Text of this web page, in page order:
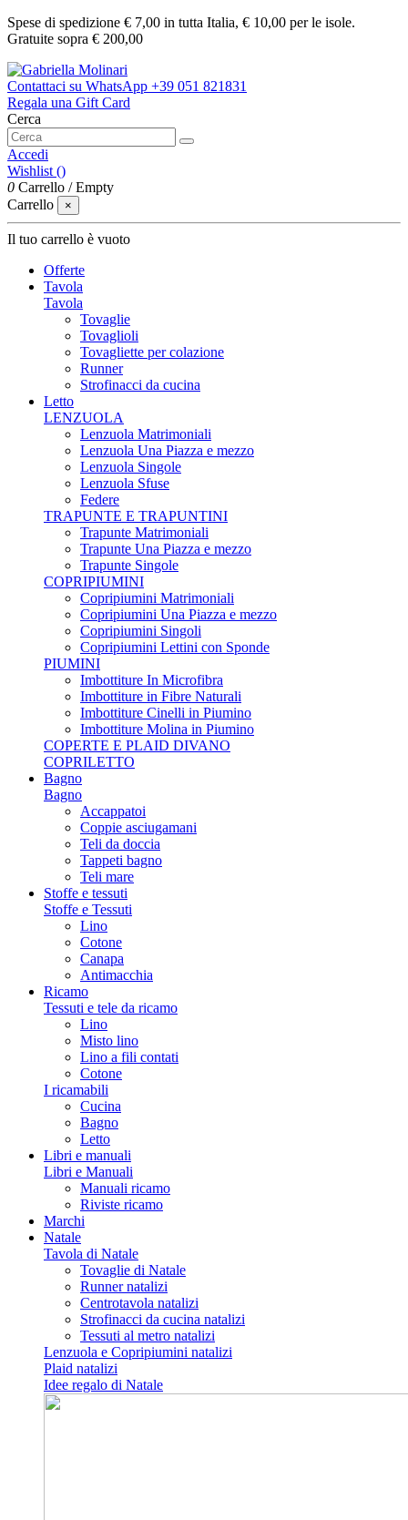
Spese di spedizione € 7,00 in tutta Italia, € 10,00 per le isole.
Gratuite sopra € 200,00
Contattaci su WhatsApp +39 051 821831
Regala una Gift Card
Cerca
Accedi
Wishlist ()
0 Carrello /Empty
Carrello
×
Il tuo carrello è vuoto
Offerte
Tavola
Tavola
Tovaglie
Tovaglioli
Tovagliette per colazione
Runner
Strofinacci da cucina
Letto
LENZUOLA
Lenzuola Matrimoniali
Lenzuola Una Piazza e mezzo
Lenzuola Singole
Lenzuola Sfuse
Federe
TRAPUNTE E TRAPUNTINI
Trapunte Matrimoniali
Trapunte Una Piazza e mezzo
Trapunte Singole
COPRIPIUMINI
Copripiumini Matrimoniali
Copripiumini Una Piazza e mezzo
Copripiumini Singoli
Copripiumini Lettini con Sponde
PIUMINI
Imbottiture In Microfibra
Imbottiture in Fibre Naturali
Imbottiture Cinelli in Piumino
Imbottiture Molina in Piumino
COPERTE E PLAID DIVANO
COPRILETTO
Bagno
Bagno
Accappatoi
Coppie asciugamani
Teli da doccia
Tappeti bagno
Teli mare
Stoffe e tessuti
Stoffe e Tessuti
Lino
Cotone
Canapa
Antimacchia
Ricamo
Tessuti e tele da ricamo
Lino
Misto lino
Lino a fili contati
Cotone
I ricamabili
Cucina
Bagno
Letto
Libri e manuali
Libri e Manuali
Manuali ricamo
Riviste ricamo
Marchi
Natale
Tavola di Natale
Tovaglie di Natale
Runner natalizi
Centrotavola natalizi
Strofinacci da cucina natalizi
Tessuti al metro natalizi
Lenzuola e Copripiumini natalizi
Plaid natalizi
Idee regalo di Natale